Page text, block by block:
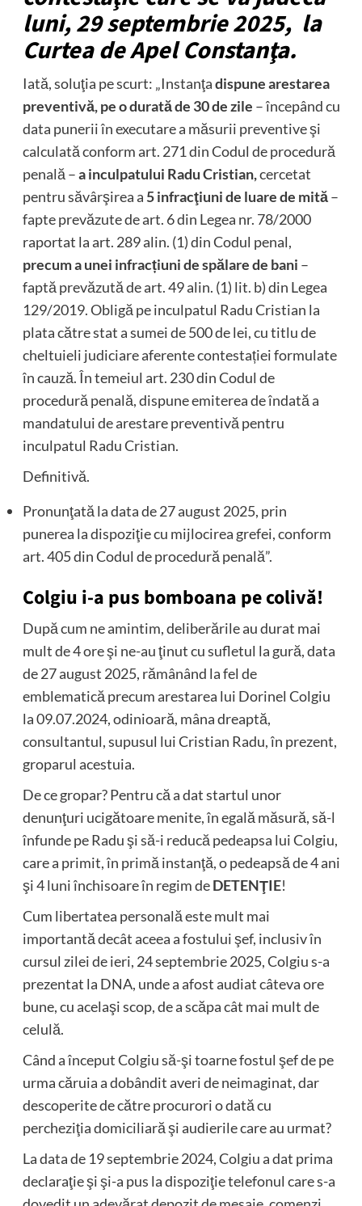
luni, 29 septembrie 2025, la
Curtea de Apel Constanţa.
Iată, soluţia pe scurt: „Instanţadispune arestarea
preventivă, pe o durată de 30 de zile – începând cu
data punerii în executare a măsurii preventive şi
calculată conform art. 271 din Codul de procedură
penală –a inculpatului Radu Cristian,cercetat
pentru săvârşirea a 5 infracţiuni de luare de mită–
fapte prevăzute de art. 6 din Legea nr. 78/2000
raportat la art. 289 alin. (1) din Codul penal,
precum a unei infracțiuni de spălare de bani –
faptă prevăzută de art. 49 alin. (1) lit. b) din Legea
129/2019. Obligă pe inculpatul Radu Cristian la
plata către stat a sumei de 500 de lei, cu titlu de
cheltuieli judiciare aferente contestației formulate
în cauză. În temeiul art. 230 din Codul de
procedură penală, dispune emiterea de îndată a
mandatului de arestare preventivă pentru
inculpatul Radu Cristian.
Definitivă.
Pronunţată la data de 27 august 2025, prin
punerea la dispoziţie cu mijlocirea grefei, conform
art. 405 din Codul de procedură penală”.
Colgiu i-a pus bomboana pe colivă!
După cum ne amintim, deliberările au durat mai
mult de 4 ore şi ne-au ţinut cu sufletul la gură, data
de 27 august 2025, rămânând la fel de
emblematică precum arestarea lui Dorinel Colgiu
la 09.07.2024, odinioară, mâna dreaptă,
consultantul, supusul lui Cristian Radu, în prezent,
groparul acestuia.
De ce gropar? Pentru că a dat startul unor
denunţuri ucigătoare menite, în egală măsură, să-l
înfunde pe Radu şi să-i reducă pedeapsa lui Colgiu,
care a primit, în primă instanţă, o pedeapsă de 4 ani
şi 4 luni închisoare în regim deDETENŢIE!
Cum libertatea personală este mult mai
importantă decât aceea a fostului şef, inclusiv în
cursul zilei de ieri, 24 septembrie 2025, Colgiu s-a
prezentat la DNA, unde a afost audiat câteva ore
bune, cu acelaşi scop, de a scăpa cât mai mult de
celulă.
Când a început Colgiu să-şi toarne fostul şef de pe
urma căruia a dobândit averi de neimaginat, dar
descoperite de către procurori o dată cu
percheziţia domiciliară şi audierile care au urmat?
La data de 19 septembrie 2024, Colgiu a dat prima
declaraţie şi şi-a pus la dispoziţie telefonul care s-a